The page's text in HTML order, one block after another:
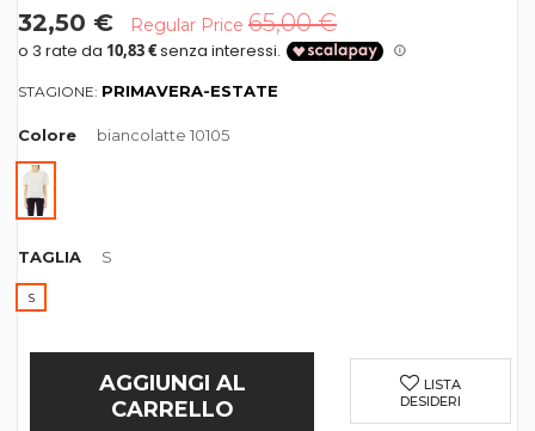
32,50 € Regular Price 65,00 €
STAGIONE: PRIMAVERA-ESTATE
Colore biancolatte 10105
TAGLIA S
S
AGGIUNGI AL
CARRELLO
LISTA
DESIDERI